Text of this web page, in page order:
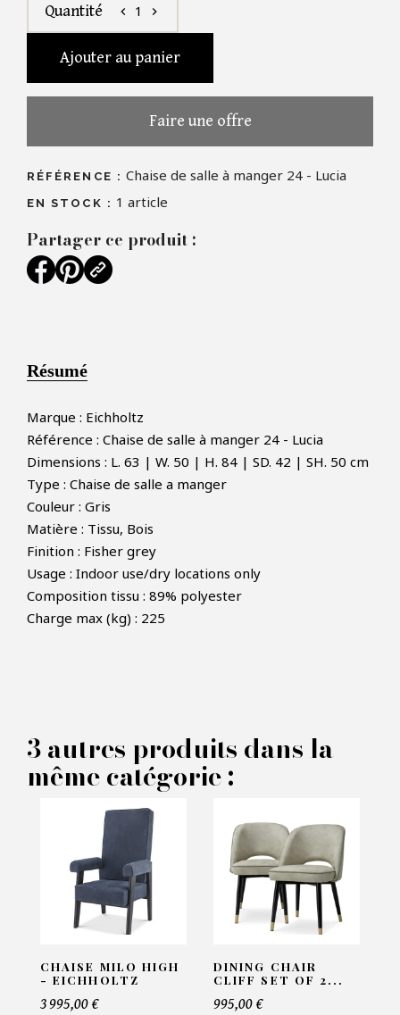
Quantité chevron_left 1 chevron_right
Ajouter au panier
Faire une offre
RÉFÉRENCE : Chaise de salle à manger 24 - Lucia
EN STOCK : 1 article
FAIRE UNE OFFRE
Eichholtz
VOS INFORMATIONS :
Email*
Telephone*
Partager ce produit :
Résumé
Marque : Eichholtz
Référence : Chaise de salle à manger 24 - Lucia
Dimensions : L. 63 | W. 50 | H. 84 | SD. 42 | SH. 50 cm
Type : Chaise de salle a manger
Couleur : Gris
Matière : Tissu, Bois
Finition : Fisher grey
Usage : Indoor use/dry locations only
Composition tissu : 89% polyester
Charge max (kg) : 225
3 autres produits dans la
même catégorie :
CHAISE MILO HIGH
- EICHHOLTZ
3 995,00 €
DINING CHAIR
CLIFF SET OF 2...
995,00 €